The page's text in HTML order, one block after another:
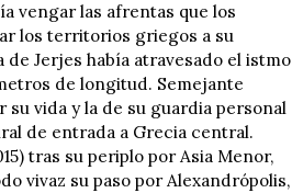
vengar las afrentas que los
los territorios griegos a su
Jerjes había atravesado el istmo
de longitud. Semejante
vida y la de su guardia personal
de entrada a Grecia central.
tras su periplo por Asia Menor,
vivaz su paso por Alexandrópolis,